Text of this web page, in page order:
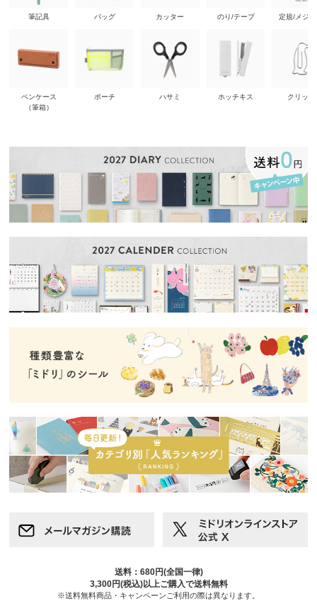
筆記具
ペンケース
（筆箱）
バッグ
ポーチ
カッター
ハサミ
のり/テープ
ホッチキス
定規/メジ
クリップ
送料：680円(全国一律)
3,300円(税込)以上ご購入で送料無料
※送料無料商品・キャンペーンご利用の際は異なります。